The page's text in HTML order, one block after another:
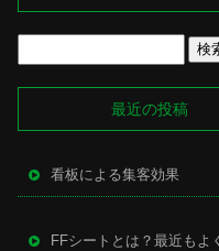
最近の投稿
看板による集客効果